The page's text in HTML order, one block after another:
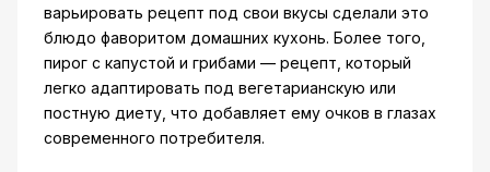
варьировать рецепт под свои вкусы сделали это
блюдо фаворитом домашних кухонь. Более того,
пирог с капустой и грибами — рецепт, который
легко адаптировать под вегетарианскую или
постную диету, что добавляет ему очков в глазах
современного потребителя.